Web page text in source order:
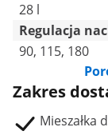
28 l
Regulacja
90, 115, 180
Zakres
Mieszałka